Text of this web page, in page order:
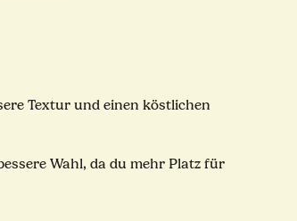
Textur und einen köstlichen
Wahl, da du mehr Platz für